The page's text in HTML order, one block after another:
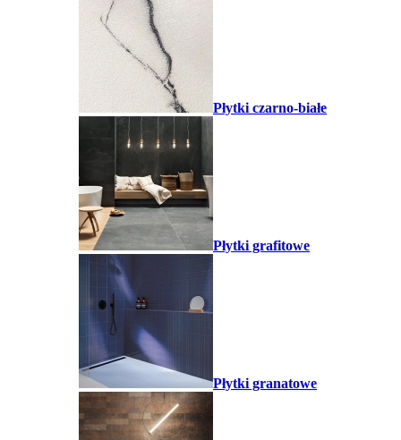
Płytki czarno-białe
Płytki grafitowe
Płytki granatowe